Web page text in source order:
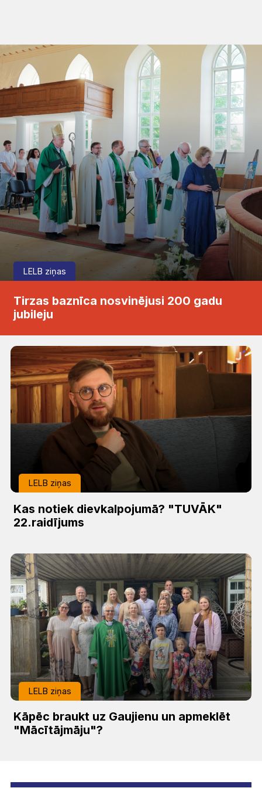
LELB ziņas
Tirzas baznīca nosvinējusi 200 gadu
jubileju
LELB ziņas
Kas notiek dievkalpojumā? "TUVĀK"
22.raidījums
LELB ziņas
Kāpēc braukt uz Gaujienu un apmeklēt
"Mācītājmāju"?